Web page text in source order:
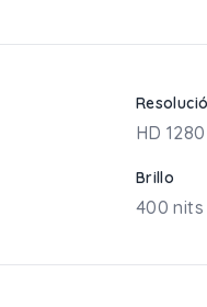
HD
Brillo
400 nits